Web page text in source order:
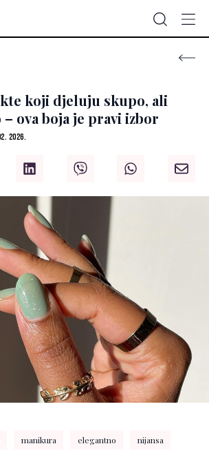
koji djeluju skupo, ali
ova boja je pravi izbor
2026.
manikura elegantno nijansa